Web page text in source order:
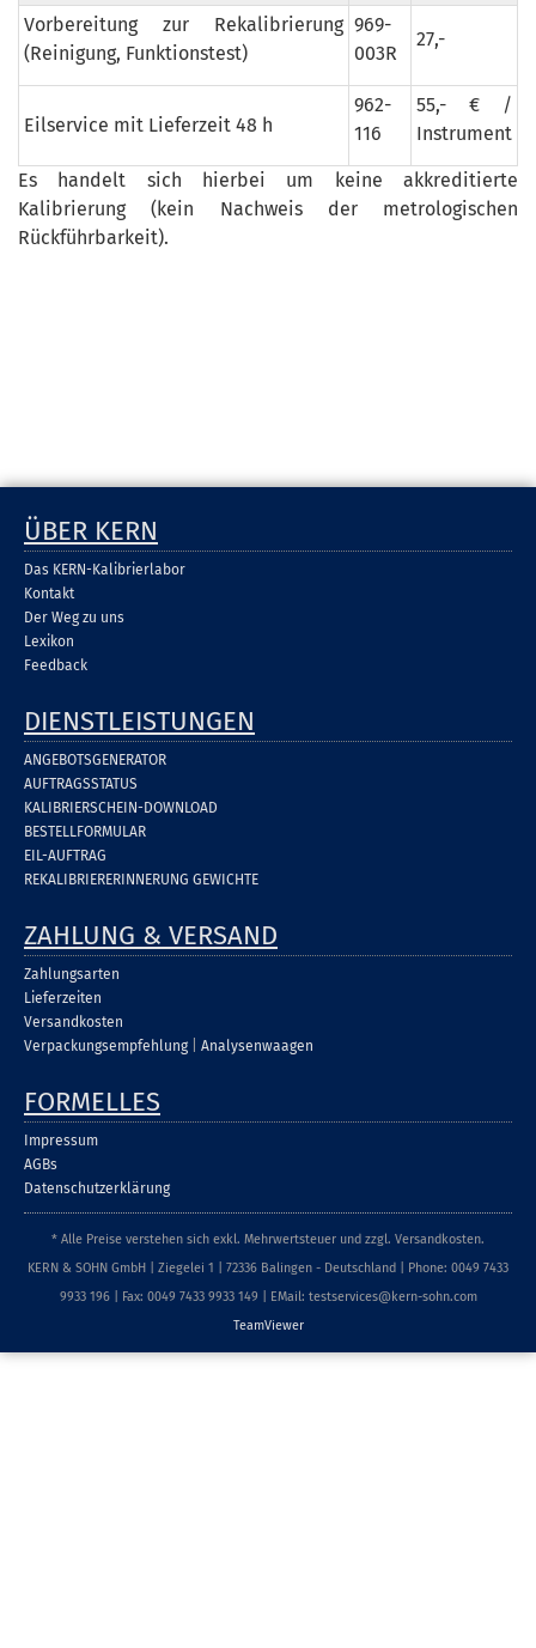
Vorbereitung zur Rekalibrierung
(Reinigung, Funktionstest)
969-
003R
27,-
Eilservice mit Lieferzeit 48 h
962-
116
55,- € /
Instrument
Es handelt sich hierbei um keine akkreditierte
Kalibrierung (kein Nachweis der metrologischen
Rückführbarkeit).
ÜBER KERN
Das KERN-Kalibrierlabor
Kontakt
Der Weg zu uns
Lexikon
Feedback
DIENSTLEISTUNGEN
ANGEBOTSGENERATOR
AUFTRAGSSTATUS
KALIBRIERSCHEIN-DOWNLOAD
BESTELLFORMULAR
EIL-AUFTRAG
REKALIBRIERERINNERUNG GEWICHTE
ZAHLUNG & VERSAND
Zahlungsarten
Lieferzeiten
Versandkosten
Verpackungsempfehlung
Analysenwaagen
FORMELLES
Impressum
AGBs
Datenschutzerklärung
* Alle Preise verstehen sich exkl. Mehrwertsteuer und zzgl. Versandkosten.
KERN & SOHN GmbH | Ziegelei 1 | 72336 Balingen - Deutschland | Phone: 0049 7433
9933 196 | Fax: 0049 7433 9933 149 | EMail: testservices@kern-sohn.com
TeamViewer